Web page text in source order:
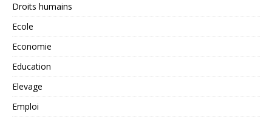
Droits humains
Ecole
Economie
Education
Elevage
Emploi